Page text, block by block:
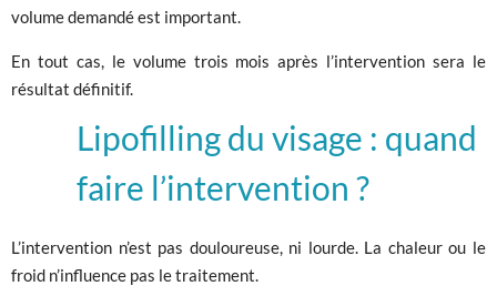
volume demandé est important.
En tout cas, le volume trois mois après l’intervention sera le
résultat définitif.
Lipofilling du visage : quand
faire l’intervention ?
L’intervention n’est pas douloureuse, ni lourde. La chaleur ou le
froid n’influence pas le traitement.